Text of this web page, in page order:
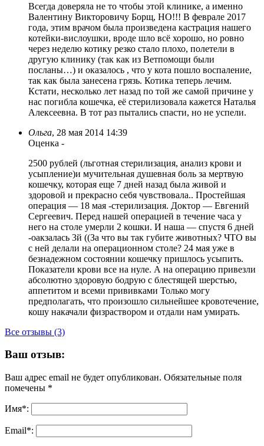
Всегда доверяла не то чтобы этой клинике, а именно
Валентину Викторовичу Борщ, НО!!! В феврале 2017
года, этим врачом была произведена кастрация нашего
котейки-вислоушки, вроде шло всё хорошо, но ровно
через неделю котику резко стало плохо, полетели в
другую клинику (так как из Ветпомощи были
посланы…) и оказалось , что у кота пошло воспаление,
так как была занесена грязь. Котика теперь лечим.
Кстати, несколько лет назад по той же самой причине у
нас погибла кошечка, её стерилизовала кажется Наталья
Алексеевна. В тот раз пытались спасти, но не успели.
Ольга, 28 мая 2014 14:39
Оценка -
2500 рублей (льготная стерилизация, анализ крови и
усыпление)и мучительная душевная боль за мертвую
кошечку, которая еще 7 дней назад была живой и
здоровой и прекрасно себя чувствовала.. Простейшая
операция — 18 мая -стерилизация. Доктор — Евгений
Сергеевич. Перед нашей операцией в течение часа у
него на столе умерли 2 кошки. И наша — спустя 6 дней
-оакзалась 3й ((За что вы так губите животных? ЧТО вы
с ней делали на операционном столе? 24 мая уже в
безнадежном состоянии кошечку пришлось усыпить.
Показатели крови все на нуле. А на операцию привезли
абсолютно здоровую бодрую с блестящей шерстью,
аппетитом и всеми прививками Только могу
предполагать, что произошло сильнейшее кровотечение,
кошу накачали физраствором и отдали нам умирать.
Все отзывы (3)
Ваш отзыв:
Ваш адрес email не будет опубликован. Обязательные поля
помечены *
Имя*:
Email*: